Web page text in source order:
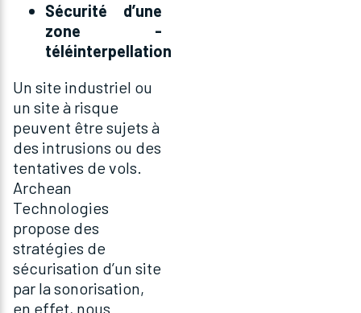
Sécurité d’une
zone -
téléinterpellation
Un site industriel ou
un site à risque
peuvent être sujets à
des intrusions ou des
tentatives de vols.
Archean
Technologies
propose des
stratégies de
sécurisation d’un site
par la sonorisation,
en effet, nous